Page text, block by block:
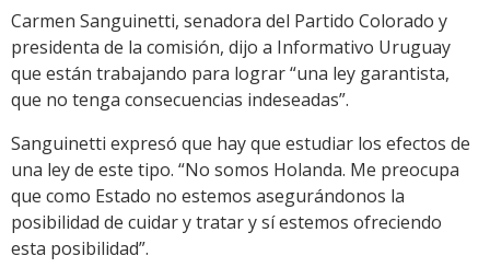
Carmen Sanguinetti, senadora del Partido Colorado y
presidenta de la comisión, dijo a Informativo Uruguay
que están trabajando para lograr “una ley garantista,
que no tenga consecuencias indeseadas”.
Sanguinetti expresó que hay que estudiar los efectos de
una ley de este tipo. “No somos Holanda. Me preocupa
que como Estado no estemos asegurándonos la
posibilidad de cuidar y tratar y sí estemos ofreciendo
esta posibilidad”.